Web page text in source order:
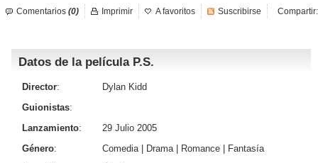
Iniciar sesión
Comentarios (0) Compartir:
Imprimir A favoritos Suscribirse
Datos de la película P.S.
Director:
Dylan Kidd
Guionistas:
Lanzamiento:
29 Julio 2005
Género: Comedia| Drama| Romance
Fantasía